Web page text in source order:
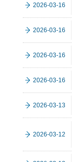
2026-03-16
2026-03-16
2026-03-16
2026-03-16
2026-03-13
2026-03-12